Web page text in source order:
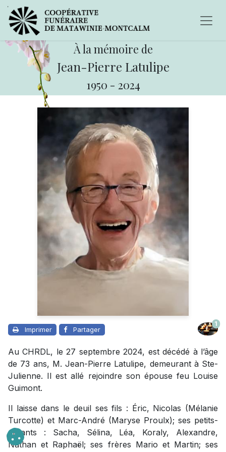
À la mémoire de
Jean-Pierre Latulipe
1950 - 2024
Imprimer Partager
1
Au CHRDL, le 27 septembre 2024, est décédé à l’âge
de 73 ans, M. Jean-Pierre Latulipe, demeurant à Ste-
Julienne. Il est allé rejoindre son épouse feu Louise
Guimont.
Il laisse dans le deuil ses fils : Éric, Nicolas (Mélanie
Turcotte) et Marc-André (Maryse Proulx); ses petits-
enfants : Sacha, Sélina, Léa, Koraly, Alexandre,
Nathan et Raphaël; ses frères Mario et Martin; ses